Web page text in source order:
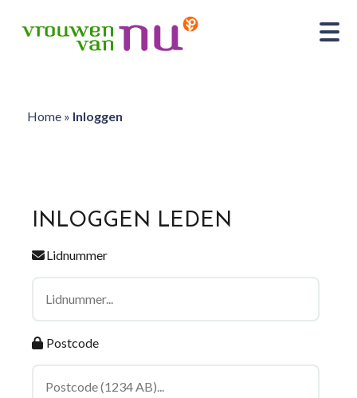
Home» Inloggen
INLOGGEN LEDEN
Lidnummer
Postcode